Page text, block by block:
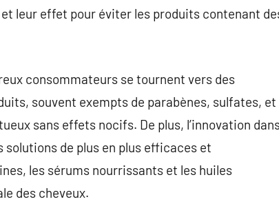
leur effet pour éviter les produits contenant
consommateurs se tournent vers des
souvent exempts de parabènes, sulfates, et
sans effets nocifs. De plus, l’innovation
de plus en plus efficaces et
les sérums nourrissants et les huiles
des cheveux.